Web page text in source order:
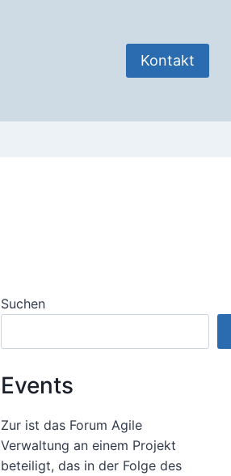
Kontakt
Suchen
Events
Zur ist das Forum Agile
Verwaltung an einem Projekt
beteiligt, das in der Folge des